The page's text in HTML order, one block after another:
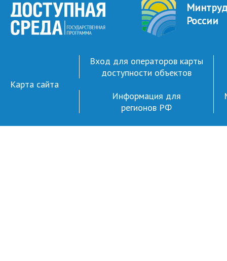
Минтруд
России
Карта сайта
Вход для операторов карты
доступности объектов
Информация для
регионов РФ